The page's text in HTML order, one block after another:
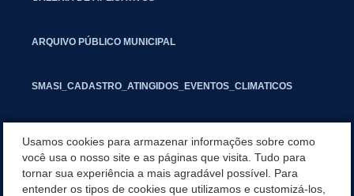
ARQUIVO PÚBLICO MUNICIPAL
SMASI_CADASTRO_ATINGIDOS_EVENTOS_CLIMATICOS
INFORMATIVO PIT
Usamos cookies para armazenar informações sobre como
você usa o nosso site e as páginas que visita. Tudo para
tornar sua experiência a mais agradável possível. Para
entender os tipos de cookies que utilizamos e customizá-los,